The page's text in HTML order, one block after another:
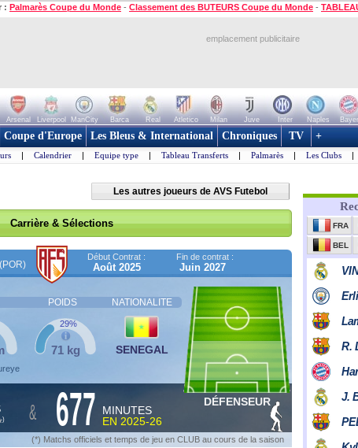
: Palmarès Coupe du Monde - Classement des BUTEURS Coupe du Monde -
emplacement publicitaire
Arsenal Liverpool ManCity Barca Real Atletico Milan Juve Inter Naples
Coupe d'Europe Les Bleus & International Chroniques TV +
| Calendrier | Equipe type | Tableau Transferts | Palmarès | Les Clubs |
Les autres joueurs de AVS Futebol
Carrière & Sélections
(POR)
Début Contrat :
Août 2025
Fin de contrat :
Juin 2027
POIDS NATIONALITE
71 kg
29%
SENEGAL
) & 677
MINUTES
EN 2025-26
DÉFENSEUR
(*) Matchs officiels et temps de jeu en CLUB au cours de la saison